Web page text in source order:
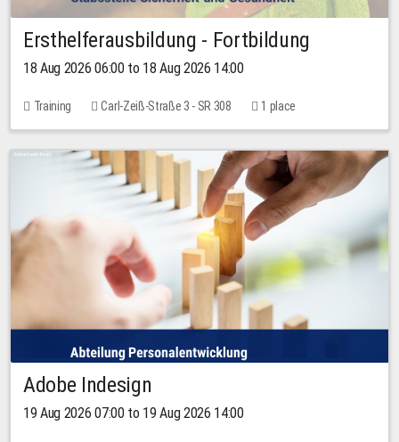
Ersthelferausbildung - Fortbildung
18 Aug 2026 06:00 to 18 Aug 2026 14:00
Training Carl-Zeiß-Straße 3 - SR 308 1 place
Adobe Indesign
19 Aug 2026 07:00 to 19 Aug 2026 14:00